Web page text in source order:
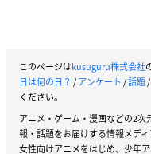
このページはkusuguru株式会社
日は何の日？ /アンケート /話題/
ください。
アニメ・ゲーム・漫画などの2
報・話題をお届けする情報メディ
女性向けアニメをはじめ、少年